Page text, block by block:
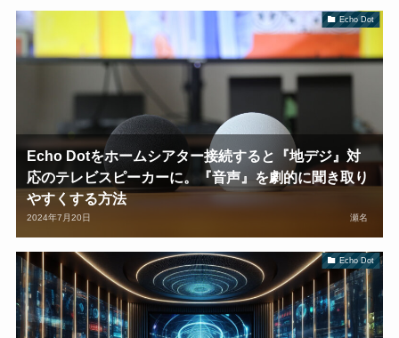
Echo Dot
Echo Dotをホームシアター接続すると『地デジ』対
応のテレビスピーカーに。『音声』を劇的に聞き取り
やすくする方法
2024年7月20日 瀬名
Echo Dot